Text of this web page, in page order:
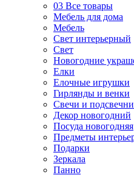
03 Все товары
Мебель для дома
Мебель
Свет интерьерный
Свет
Новогодние
Елки
Елочные игрушки
Гирлянды и венки
Свечи и
Декор новогодний
Посуда новогодняя
Предметы
Подарки
Зеркала
Панно